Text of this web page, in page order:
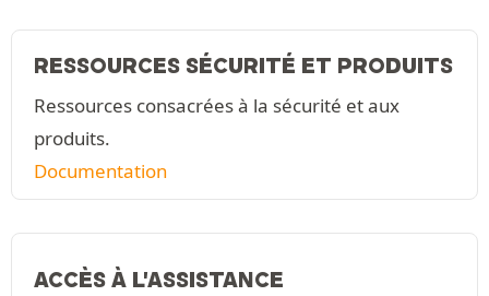
RESSOURCES SÉCURITÉ ET PRODUITS
Ressources consacrées à la sécurité et aux
produits.
Documentation
ACCÈS À L'ASSISTANCE